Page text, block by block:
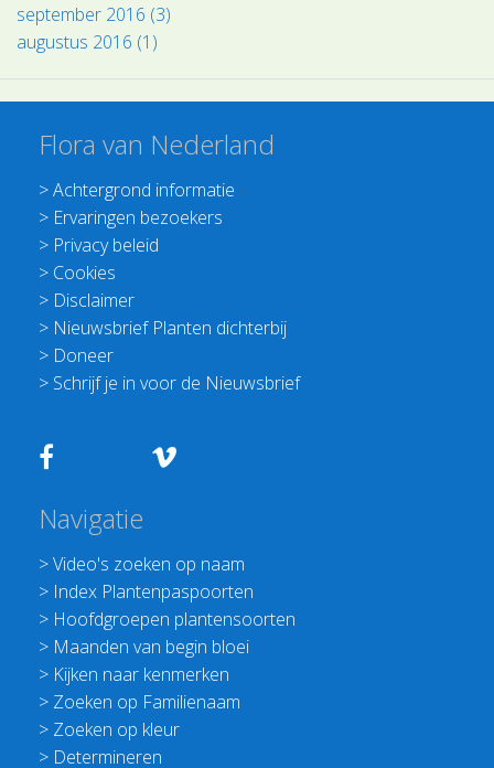
september 2016 (3)
augustus 2016 (1)
Flora van Nederland
>Achtergrond informatie
> Ervaringen bezoekers
> Privacy beleid
> Cookies
> Disclaimer
> Nieuwsbrief Planten dichterbij
> Doneer
> Schrijf je in voor de Nieuwsbrief
Navigatie
>Video's zoeken op naam
> Index Plantenpaspoorten
> Hoofdgroepen plantensoorten
> Maanden van begin bloei
> Kijken naar kenmerken
> Zoeken op Familienaam
> Zoeken op kleur
> Determineren